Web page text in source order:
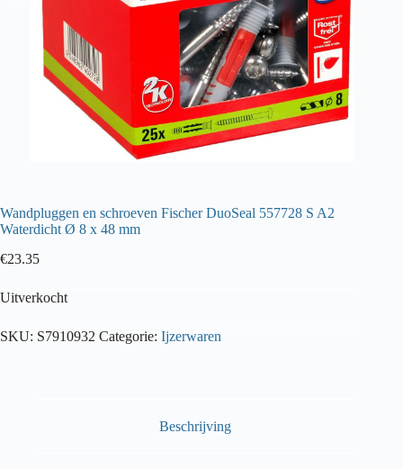
Wandpluggen en schroeven Fischer DuoSeal 557728 S A2
Waterdicht Ø 8 x 48 mm
€23.35
Uitverkocht
SKU: S7910932 Categorie: Ijzerwaren
Beschrijving